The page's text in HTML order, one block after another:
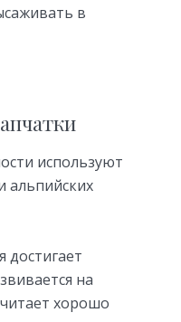
в
используют
альпийских
достигает
на
хорошо